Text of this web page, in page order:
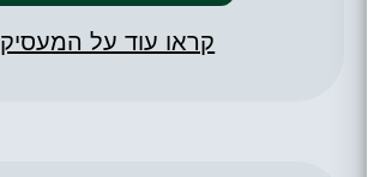
קראו עוד על המעסיק